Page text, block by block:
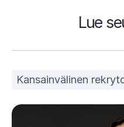
Lue
Kansainvälinen